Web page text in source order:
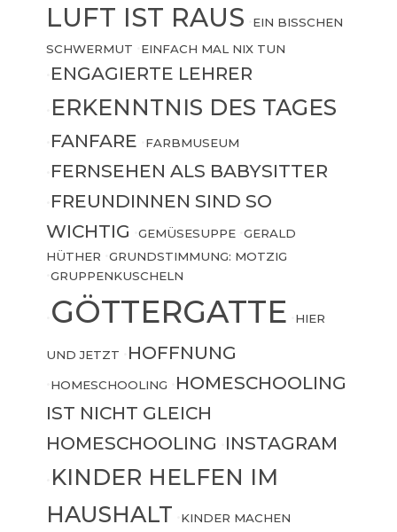
LUFT IST RAUS
EIN BISSCHEN
SCHWERMUT
EINFACH MAL NIX TUN
ENGAGIERTE LEHRER
ERKENNTNIS DES TAGES
FANFARE FARBMUSEUM
FERNSEHEN ALS BABYSITTER
FREUNDINNEN SIND SO
WICHTIG
GEMÜSESUPPE GERALD
HÜTHER
GRUNDSTIMMUNG: MOTZIG
GRUPPENKUSCHELN
GÖTTERGATTE HIER
UND JETZT HOFFNUNG
HOMESCHOOLING
HOMESCHOOLING
IST NICHT GLEICH
HOMESCHOOLING INSTAGRAM
KINDER HELFEN IM
HAUSHALT
KINDER MACHEN